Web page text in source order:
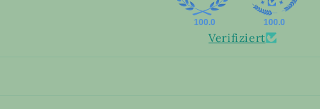
100.0 100.0
Verifiziert